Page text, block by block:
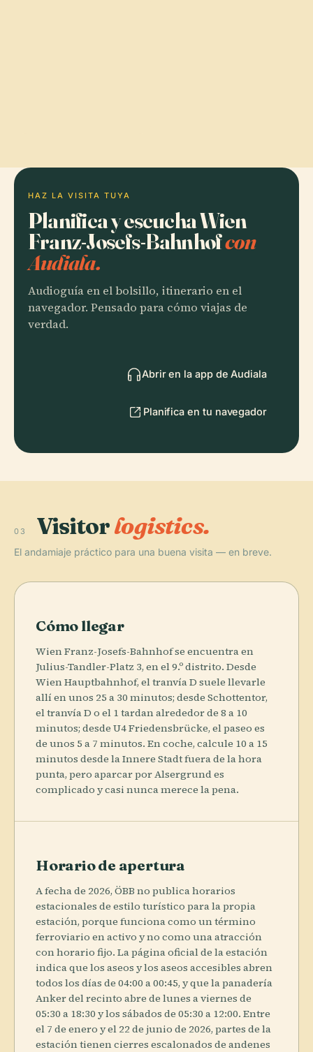
HAZ LA VISITA TUYA
Planifica y escucha Wien
Franz-Josefs-Bahnhofcon
Audiala.
Audioguía en el bolsillo, itinerario en el
navegador. Pensado para cómo viajas de
verdad.
Abrir en la app de Audiala
Planifica en tu navegador
03 Visitorlogistics.
El andamiaje práctico para una buena visita — en breve.
Cómo llegar
Wien Franz-Josefs-Bahnhof se encuentra en
Julius-Tandler-Platz 3, en el 9.º distrito. Desde
Wien Hauptbahnhof, el tranvía D suele llevarle
allí en unos 25 a 30 minutos; desde Schottentor,
el tranvía D o el 1 tardan alrededor de 8 a 10
minutos; desde U4 Friedensbrücke, el paseo es
de unos 5 a 7 minutos. En coche, calcule 10 a 15
minutos desde la Innere Stadt fuera de la hora
punta, pero aparcar por Alsergrund es
complicado y casi nunca merece la pena.
Horario de apertura
A fecha de 2026, ÖBB no publica horarios
estacionales de estilo turístico para la propia
estación, porque funciona como un término
ferroviario en activo y no como una atracción
con horario fijo. La página oficial de la estación
indica que los aseos y los aseos accesibles abren
todos los días de 04:00 a 00:45, y que la panadería
Anker del recinto abre de lunes a viernes de
05:30 a 18:30 y los sábados de 05:30 a 12:00. Entre
el 7 de enero y el 22 de junio de 2026, partes de la
estación tienen cierres escalonados de andenes